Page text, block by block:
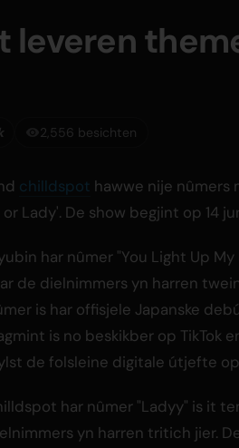
leveren
2,556 besichten
chilldspot hawwe nije nûmers
Lady'. De show begjint op 14
har nûmer "You Light Up
de dielnimmers yn harren
is har offisjele Japanske
is no beskikber op TikTok
de folsleine digitale útjefte op
har nûmer "Ladyy" is it
yn harren tritich jier.